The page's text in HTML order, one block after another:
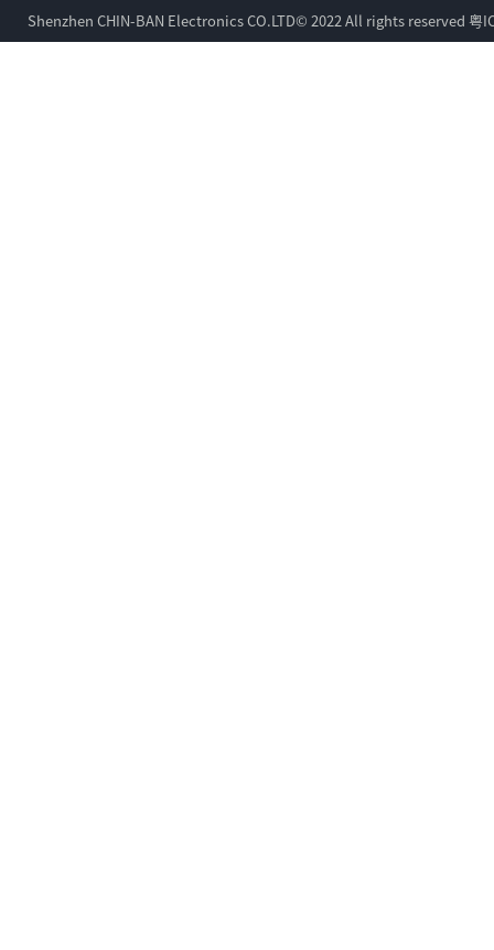
Shenzhen CHIN-BAN Electronics CO.LTD© 2022 All rights reserved 粤